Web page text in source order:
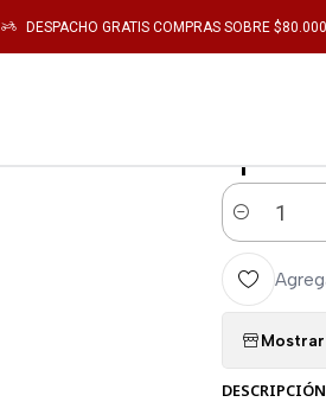
DESPACHO GRATIS COMPRAS SOBRE
Electronica de Potencia MOTORES
rpm
Cantidad
DESCRIPCIÓN